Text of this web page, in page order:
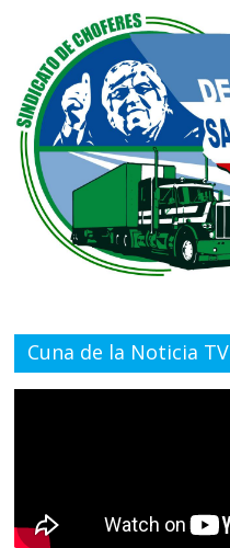
Cuna de la Noticia TV